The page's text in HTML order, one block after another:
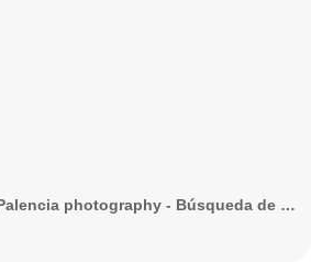
🔎 Miguel Ruíz Ausín Palencia photography - Búsqueda de Google